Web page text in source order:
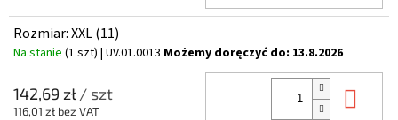
Rozmiar: XXL (11)
Na stanie (1 szt) | UV.01.0013 Możemy doręczyć do: 13.8.2026
142,69 zł/ szt
116,01 zł bez VAT